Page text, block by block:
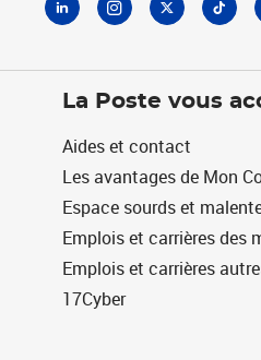
La Poste vous
Aides et contact
Les avantages de Mon
Espace sourds et
Emplois et carrières des
Emplois et carrières
17Cyber